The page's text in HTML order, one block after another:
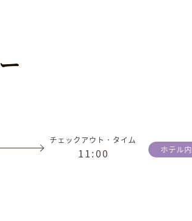
ー
チェックアウト．タイム
11:00 ホテル